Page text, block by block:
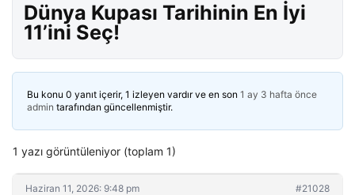
Dünya Kupası Tarihinin En İyi
11’ini Seç!
Bu konu 0 yanıt içerir, 1 izleyen vardır ve en son 1 ay 3 hafta önce
admin tarafından güncellenmiştir.
1 yazı görüntüleniyor (toplam 1)
Haziran 11, 2026: 9:48 pm #21028